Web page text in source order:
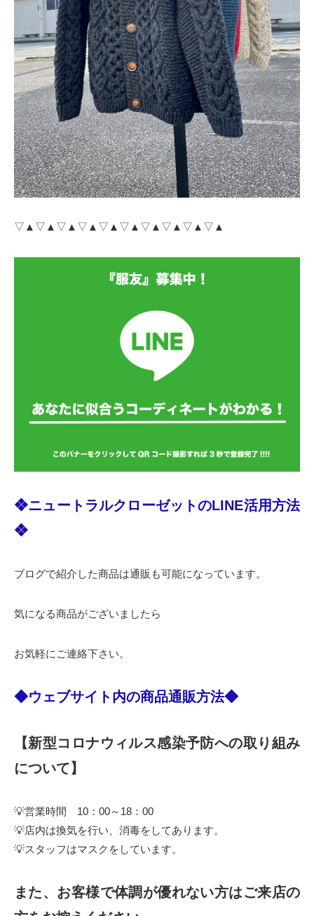
▽▲▽▲▽▲▽▲▽▲▽▲▽▲▽▲▽▲▽▲
❖ニュートラルクローゼットのLINE活用方法
❖
ブログで紹介した商品は通販も可能になっています。
気になる商品がございましたら
お気軽にご連絡下さい。
◆ウェブサイト内の商品通販方法◆
【新型コロナウィルス感染予防への取り組み
について】
💡営業時間 10：00～18：00
💡店内は換気を行い、消毒をしてあります。
💡スタッフはマスクをしています。
また、お客様で体調が優れない方はご来店の